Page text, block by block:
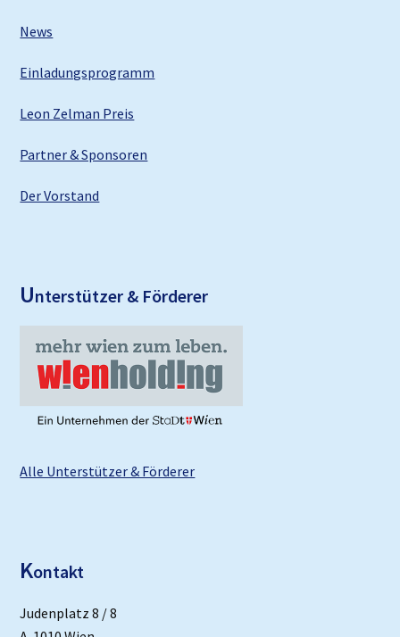
News
Einladungsprogramm
Leon Zelman Preis
Partner & Sponsoren
Der Vorstand
Unterstützer & Förderer
Alle Unterstützer & Förderer
Kontakt
Judenplatz 8 / 8